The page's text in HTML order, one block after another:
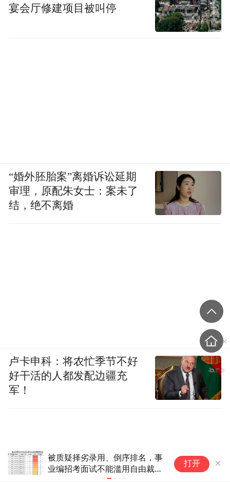
被质疑择劣录用、倒序排名，事
业编招考面试不能滥用自由裁量
打开
宴会厅修建项目被叫停
“婚外胚胎案”离婚诉讼延期
审理，原配朱女士：案未了
结，绝不离婚
卢卡申科：将农忙季节不好
好干活的人都发配边疆充
军！